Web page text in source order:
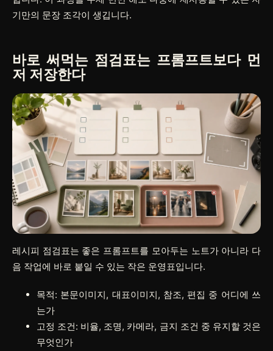
기만의 문장 조각이 생깁니다.
바로 써먹는 점검표는 프롬프트보다 먼
저 저장한다
레시피 점검표는 좋은 프롬프트를 모아두는 노트가 아니라 다
음 작업에 바로 붙일 수 있는 작은 운영표입니다.
목적: 본문이미지, 대표이미지, 참조, 편집 중 어디에 쓰
는가
고정 조건: 비율, 조명, 카메라, 금지 조건 중 유지할 것은
무엇인가